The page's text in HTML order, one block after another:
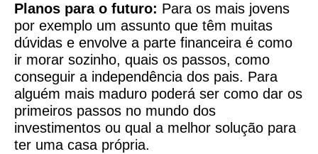
Planos para o futuro: Para os mais jovens
por exemplo um assunto que têm muitas
dúvidas e envolve a parte financeira é como
ir morar sozinho, quais os passos, como
conseguir a independência dos pais. Para
alguém mais maduro poderá ser como dar os
primeiros passos no mundo dos
investimentos ou qual a melhor solução para
ter uma casa própria.